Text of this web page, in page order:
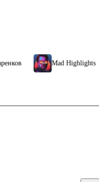
Mad Highlights